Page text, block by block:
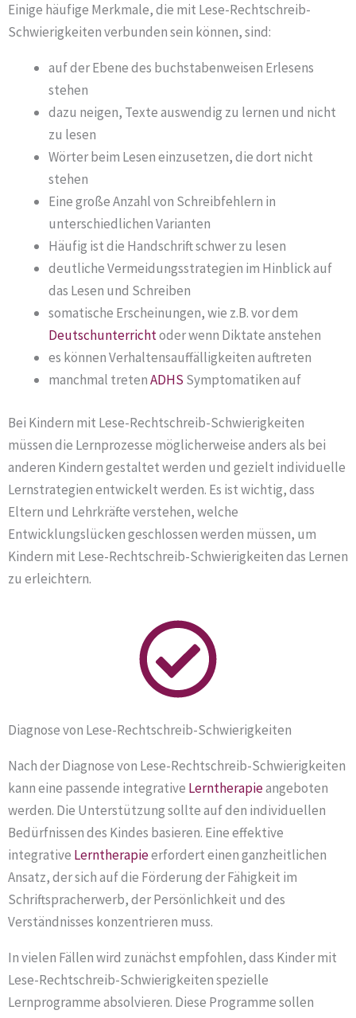
Einige häufige Merkmale, die mit Lese-Rechtschreib-
Schwierigkeiten verbunden sein können, sind:
auf der Ebene des buchstabenweisen Erlesens
stehen
dazu neigen, Texte auswendig zu lernen und nicht
zu lesen
Wörter beim Lesen einzusetzen, die dort nicht
stehen
Eine große Anzahl von Schreibfehlern in
unterschiedlichen Varianten
Häufig ist die Handschrift schwer zu lesen
deutliche Vermeidungsstrategien im Hinblick auf
das Lesen und Schreiben
somatische Erscheinungen, wie z.B. vor dem
Deutschunterrichtoder wenn Diktate anstehen
es können Verhaltensauffälligkeiten auftreten
manchmal tretenADHS Symptomatiken auf
Bei Kindern mit Lese-Rechtschreib-Schwierigkeiten
müssen die Lernprozesse möglicherweise anders als bei
anderen Kindern gestaltet werden und gezielt individuelle
Lernstrategien entwickelt werden. Es ist wichtig, dass
Eltern und Lehrkräfte verstehen, welche
Entwicklungslücken geschlossen werden müssen, um
Kindern mit Lese-Rechtschreib-Schwierigkeiten das Lernen
zu erleichtern.
Diagnose von Lese-Rechtschreib-Schwierigkeiten
Nach der Diagnose von Lese-Rechtschreib-Schwierigkeiten
kann eine passende integrative Lerntherapieangeboten
werden. Die Unterstützung sollte auf den individuellen
Bedürfnissen des Kindes basieren. Eine effektive
integrative Lerntherapieerfordert einen ganzheitlichen
Ansatz, der sich auf die Förderung der Fähigkeit im
Schriftspracherwerb, der Persönlichkeit und des
Verständnisses konzentrieren muss.
In vielen Fällen wird zunächst empfohlen, dass Kinder mit
Lese-Rechtschreib-Schwierigkeiten spezielle
Lernprogramme absolvieren. Diese Programme sollen